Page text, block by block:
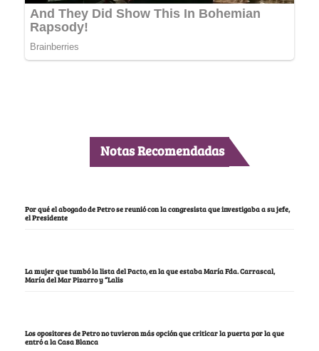
Notas Recomendadas
Por qué el abogado de Petro se reunió con la congresista que investigaba a su jefe,
el Presidente
La mujer que tumbó la lista del Pacto, en la que estaba María Fda. Carrascal,
María del Mar Pizarro y “Lalis
Los opositores de Petro no tuvieron más opción que criticar la puerta por la que
entró a la Casa Blanca